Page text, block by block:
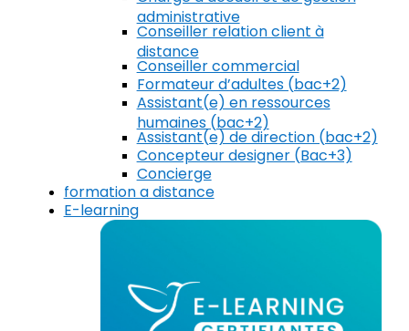
administrative
Conseiller relation client à
distance
Conseiller commercial
Formateur d’adultes (bac+2)
Assistant(e) en ressources
humaines (bac+2)
Assistant(e) de direction (bac+2)
Concepteur designer (Bac+3)
Concierge
formation a distance
E-learning